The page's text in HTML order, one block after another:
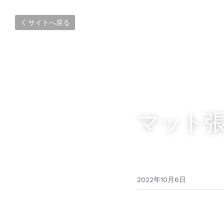
サイトへ戻る
マット
2022年10月6日